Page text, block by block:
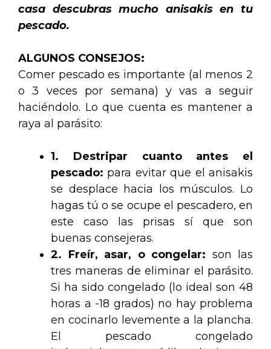
casa descubras mucho anisakis en tu
pescado.
ALGUNOS CONSEJOS:
Comer pescado es importante (al menos 2
o 3 veces por semana) y vas a seguir
haciéndolo. Lo que cuenta es mantener a
raya al parásito:
1. Destripar cuanto antes el
pescado: para evitar que el anisakis
se desplace hacia los músculos. Lo
hagas tú o se ocupe el pescadero, en
este caso las prisas sí que son
buenas consejeras.
2. Freír, asar, o congelar: son las
tres maneras de eliminar el parásito.
Si ha sido congelado (lo ideal son 48
horas a -18 grados) no hay problema
en cocinarlo levemente a la plancha.
El pescado congelado